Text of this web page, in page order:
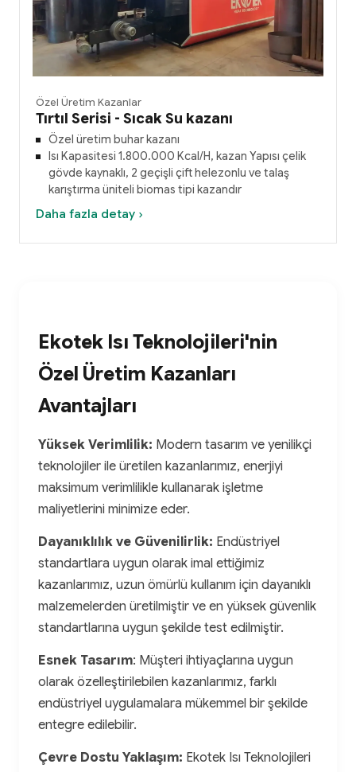
Özel Üretim Kazanlar
Tırtıl Serisi - Sıcak Su kazanı
Özel üretim buhar kazanı
Isı Kapasitesi 1.800.000 Kcal/H, kazan Yapısı çelik
gövde kaynaklı, 2 geçişli çift helezonlu ve talaş
karıştırma üniteli biomas tipi kazandır
Daha fazla detay ›
Ekotek Isı Teknolojileri'nin
Özel Üretim Kazanları
Avantajları
Yüksek Verimlilik: Modern tasarım ve yenilikçi
teknolojiler ile üretilen kazanlarımız, enerjiyi
maksimum verimlilikle kullanarak işletme
maliyetlerini minimize eder.
Dayanıklılık ve Güvenilirlik: Endüstriyel
standartlara uygun olarak imal ettiğimiz
kazanlarımız, uzun ömürlü kullanım için dayanıklı
malzemelerden üretilmiştir ve en yüksek güvenlik
standartlarına uygun şekilde test edilmiştir.
Esnek Tasarım: Müşteri ihtiyaçlarına uygun
olarak özelleştirilebilen kazanlarımız, farklı
endüstriyel uygulamalara mükemmel bir şekilde
entegre edilebilir.
Çevre Dostu Yaklaşım: Ekotek Isı Teknolojileri